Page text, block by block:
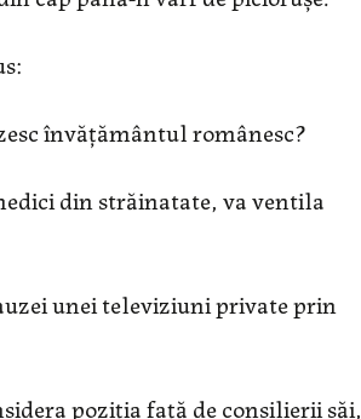
învățământul românesc?
din străinatate, va ventila
unei televiziuni private prin
poziția față de consilierii săi,